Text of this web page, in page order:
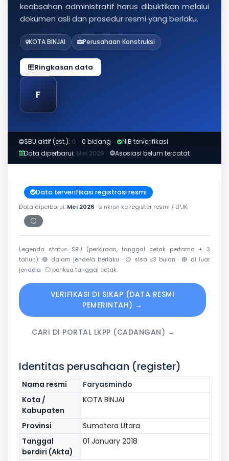
keabsahan administratif harus dibuktikan melalui
dokumen asli dan prosedur resmi yang berlaku.
KOTA BINJAI Perusahaan Konstruksi
Ringkasan data
F
SBU aktif (est.): 0 · 0 bidang
NIB terverifikasi
Data diperbarui: Mei 2026 Asosiasi belum tercatat
Data terverifikasi registrasi resmi
Data diperbarui: Mei 2026 · sinkron ke register resmi / LPJK
⚪
Periksa tanggal cetak
Legenda status SBU (perkiraan, tanggal cetak pertama + 3
tahun): 🟢 dalam jendela berlaku · 🟡 sisa ≤3 bulan · 🔴 di luar
jendela · ⚪ periksa tanggal cetak.
VERIFIKASI DI SIKAP (DATA RESMI
PEMERINTAH) →
CARI DI PORTAL LKPP (CADANGAN) →
Identitas perusahaan (register)
Nama resmi
Faryasmindo
Kota /
Kabupaten
KOTA BINJAI
Provinsi
Sumatera Utara
Tanggal
berdiri (Akta)
01 January 2018